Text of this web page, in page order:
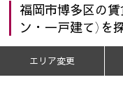
エリア変更
福岡市博多区の賃
ン・一戸建て）を